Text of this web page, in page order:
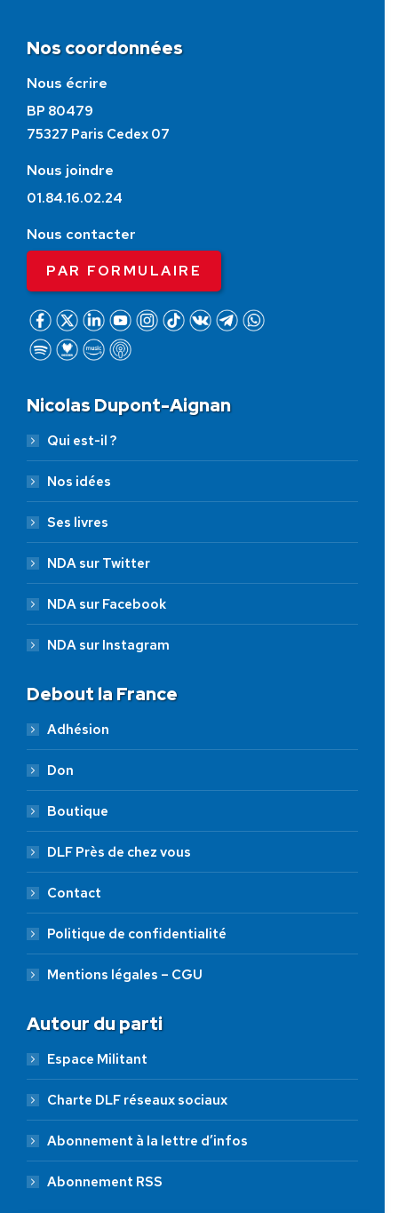
Nos coordonnées
Nous écrire
BP 80479
75327 Paris Cedex 07
Nous joindre
01.84.16.02.24
Nous contacter
PAR FORMULAIRE
Nicolas Dupont-Aignan
Qui est-il ?
Nos idées
Ses livres
NDA sur Twitter
NDA sur Facebook
NDA sur Instagram
Debout la France
Adhésion
Don
Boutique
DLF Près de chez vous
Contact
Politique de confidentialité
Mentions légales – CGU
Autour du parti
Espace Militant
Charte DLF réseaux sociaux
Abonnement à la lettre d’infos
Abonnement RSS